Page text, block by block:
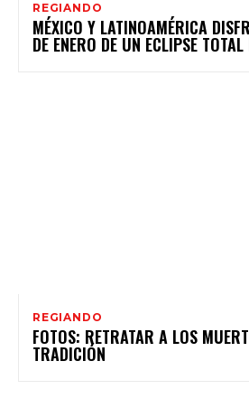
REGIANDO
MÉXICO Y LATINOAMÉRICA
DE ENERO DE UN ECLIPSE
REGIANDO
FOTOS: RETRATAR A LOS
TRADICIÓN